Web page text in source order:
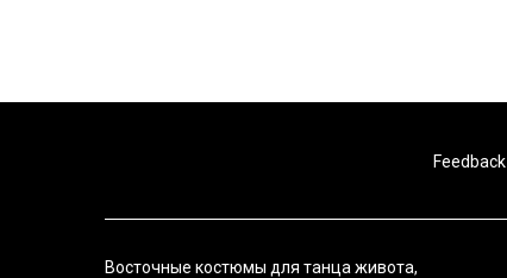
Feedback
Восточные костюмы для танца живота,